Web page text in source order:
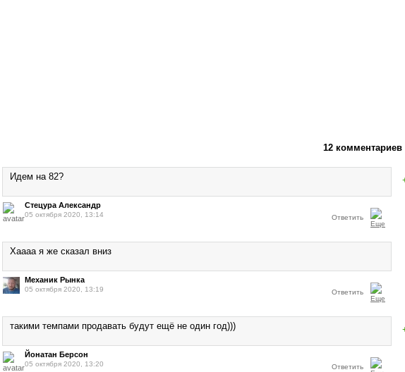
12 комментариев
Идем на 82?
Стецура Александр
05 октября 2020, 13:14 Ответить
Хаааа я же сказал вниз
Механик Рынка
05 октября 2020, 13:19 Ответить
такими темпами продавать будут ещё не один год)))
Йонатан Берсон
05 октября 2020, 13:20 Ответить